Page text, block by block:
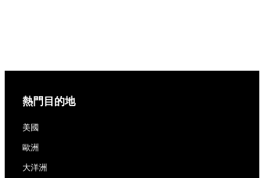
熱門目的地
美國
歐洲
大洋洲